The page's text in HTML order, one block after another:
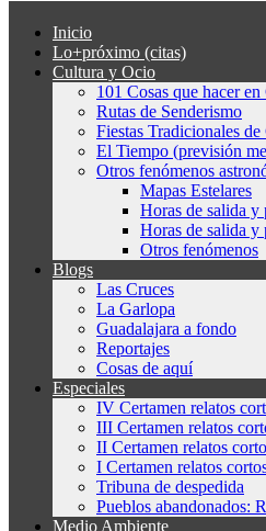
Inicio
Lo+próximo (citas)
Cultura y Ocio
101 Cosas que hacer en
Rutas de Senderismo
Fiestas Tradicionales de
El Tiempo (previsión
Otros fenómenos
Mapas Estelares
Horas de salida y
Horas de salida y
Otros fenómenos
Blogs
Las Cruces
La Garlopa
Guadalajara a fondo
Reportajes
Cosas de aquí
Especiales
IV Certamen relatos
III Certamen relatos
II Certamen relatos
I Certamen relatos
Tribuna de despedida
Pueblos abandonados:
Medio Ambiente